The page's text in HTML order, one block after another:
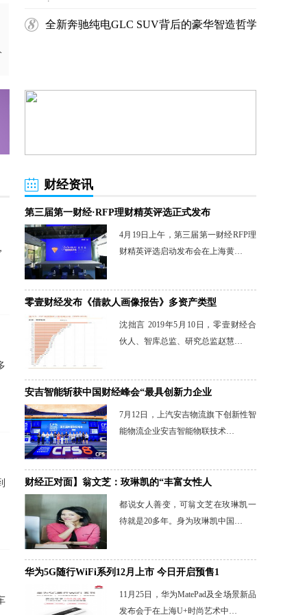
全新奔驰纯电GLC SUV背后的豪华智造哲学
财经资讯
第三届第一财经·RFP理财精英评选正式发布
4月19日上午，第三届第一财经RFP理
财精英评选启动发布会在上海黄…
零壹财经发布《借款人画像报告》多资产类型
沈拙言 2019年5月10日，零壹财经合
伙人、智库总监、研究总监赵慧…
安吉智能斩获中国财经峰会“最具创新力企业
7月12日，上汽安吉物流旗下创新性智
能物流企业安吉智能物联技术…
财经正对面】翁文芝：玫琳凯的“丰富女性人
都说女人善变，可翁文芝在玫琳凯一
待就是20多年。身为玫琳凯中国…
华为5G随行WiFi系列12月上市 今日开启预售1
11月25日，华为MatePad及全场景新品
发布会于在上海U+时尚艺术中…